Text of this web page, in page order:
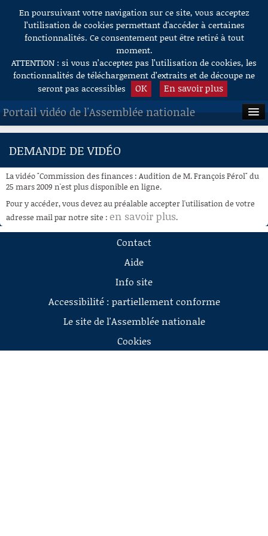
Aller au contenu
En poursuivant votre navigation sur ce site, vous acceptez
l’utilisation de cookies permettant d'accéder à certaines
fonctionnalités. Ce consentement peut être retiré à tout
moment.
ATTENTION : si vous n’acceptez pas l’utilisation de cookies, les
fonctionnalités de téléchargement d’extraits et de découpe ne
seront pas accessibles
OK En savoir plus
Portail vidéo de l'Assemblée nationale
ACCUEIL
À LA DEMANDE
RECHERCHE
AIDE À LA DÉCOUPE
DEMANDE DE VIDÉO
La vidéo "Commission des finances : Audition de M. François Pérol" du
25 mars 2009 n'est plus disponible en ligne.
Pour y accéder, vous devez au préalable accepter l'utilisation de votre
adresse mail par notre site : en savoir plus.
Contact
Aide
Info site
Accessibilité : partiellement conforme
Le site de l'Assemblée nationale
Cookies